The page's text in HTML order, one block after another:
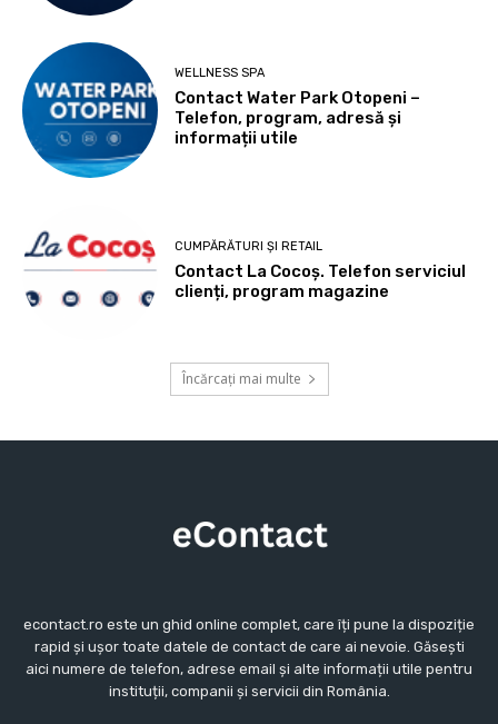
WELLNESS SPA
Contact Water Park Otopeni –
Telefon, program, adresă și
informații utile
CUMPĂRĂTURI ȘI RETAIL
Contact La Cocoș. Telefon serviciul
clienți, program magazine
Încărcați mai multe
econtact.ro este un ghid online complet, care îți pune la dispoziție
rapid și ușor toate datele de contact de care ai nevoie. Găsești
aici numere de telefon, adrese email și alte informații utile pentru
instituții, companii și servicii din România.